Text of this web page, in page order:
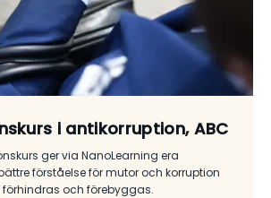
i antikorruption, ABC
ger via NanoLearning era
förståelse för mutor och korruption
och förebyggas.